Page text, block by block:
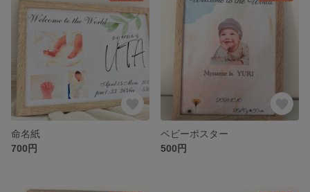
命名紙
700円
ベビーポスター
500円